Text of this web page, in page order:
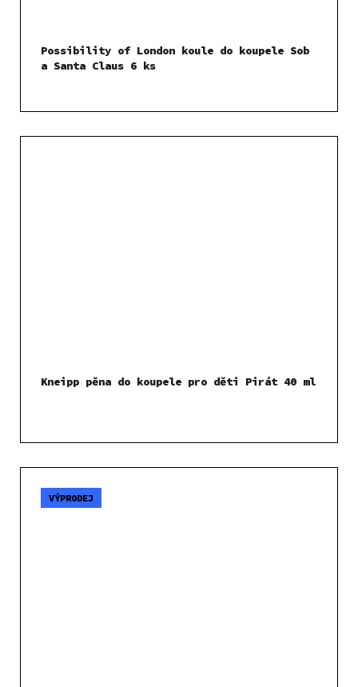
Possibility of London koule do koupele Sob
a Santa Claus 6 ks
Kneipp pěna do koupele pro děti Pirát 40 ml
VÝPRODEJ